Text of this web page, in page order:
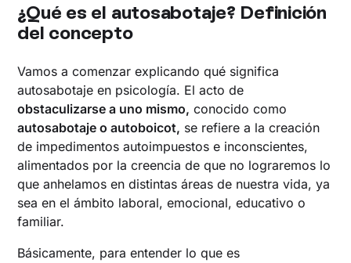
¿Qué es el autosabotaje? Definición
del concepto
Vamos a comenzar explicando qué significa
autosabotaje en psicología. El acto de
obstaculizarse a uno mismo, conocido como
autosabotaje o autoboicot, se refiere a la creación
de impedimentos autoimpuestos e inconscientes,
alimentados por la creencia de que no lograremos lo
que anhelamos en distintas áreas de nuestra vida, ya
sea en el ámbito laboral, emocional, educativo o
familiar.
Básicamente, para entender lo que es